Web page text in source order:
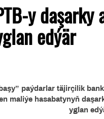
y
edýär
paýdarlar täjirçilik
maliýe hasabatynyň
yglan